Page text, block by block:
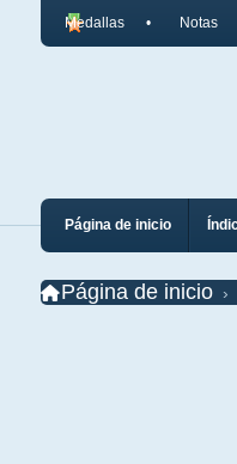
Medallas Notas
Página de inicio
Página de inicio